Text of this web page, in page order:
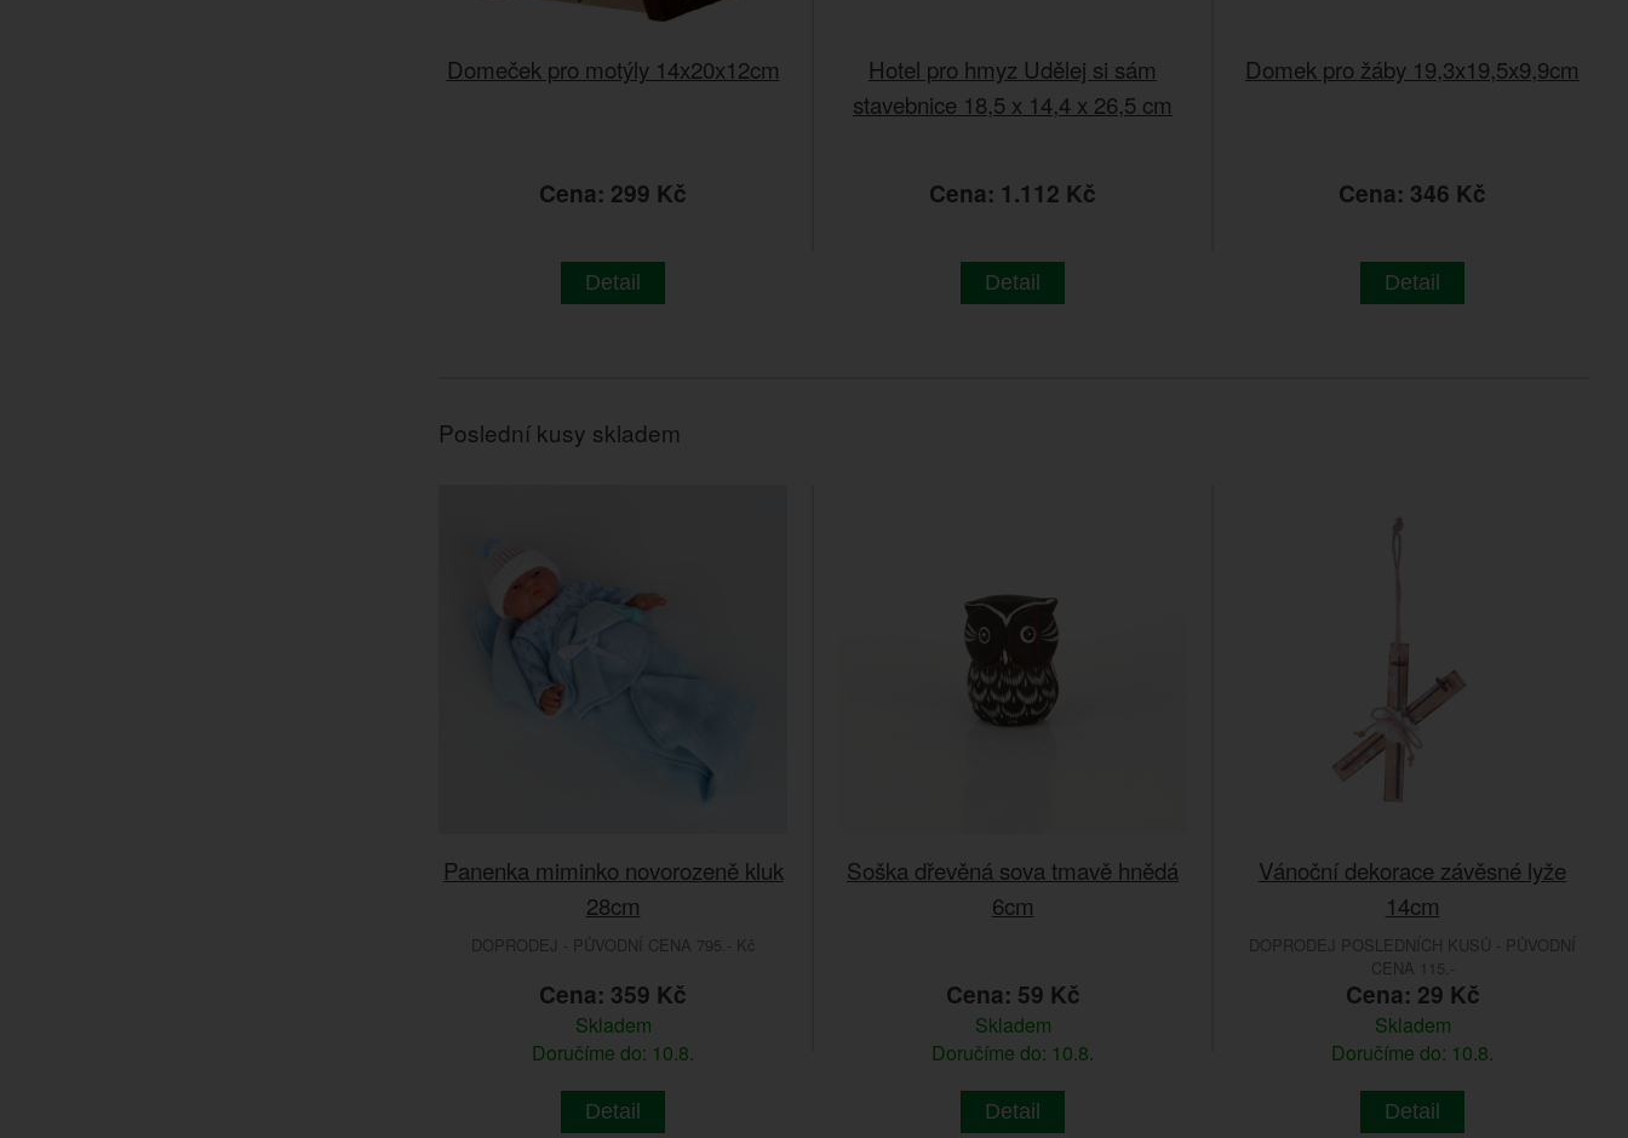
Domeček pro motýly 14x20x12cm
Cena: 299 Kč
Detail
Hotel pro hmyz Udělej si sám
stavebnice 18,5 x 14,4 x 26,5 cm
Cena: 1.112 Kč
Detail
Domek pro žáby 19,3x19,5x9,9cm
Cena: 346 Kč
Detail
Poslední kusy skladem
Panenka miminko novorozeně kluk
28cm
DOPRODEJ - PŮVODNÍ CENA 795.- Kč
Cena: 359 Kč
Skladem
Doručíme do: 10.8.
Detail
Soška dřevěná sova tmavě hnědá
6cm
Cena: 59 Kč
Skladem
Doručíme do: 10.8.
Detail
Vánoční dekorace závěsné lyže
14cm
DOPRODEJ POSLEDNÍCH KUSŮ - PŮVODNÍ
CENA 115.-
Cena: 29 Kč
Skladem
Doručíme do: 10.8.
Detail